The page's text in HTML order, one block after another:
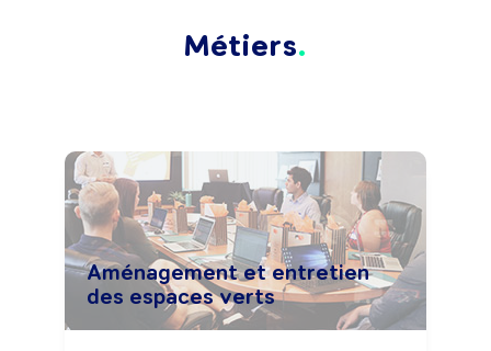
Métiers
Aménagement et entretien
des espaces verts